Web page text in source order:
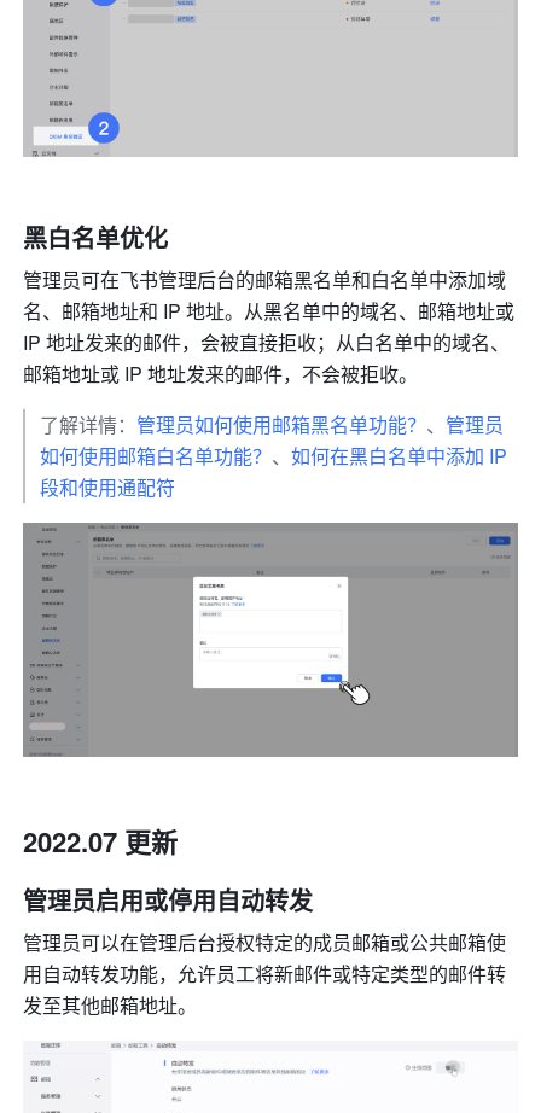
黑白名单优化
管理员可在飞书管理后台的邮箱黑名单和白名单中添加域
名、邮箱地址和 IP 地址。从黑名单中的域名、邮箱地址或
IP 地址发来的邮件，会被直接拒收；从白名单中的域名、
邮箱地址或 IP 地址发来的邮件，不会被拒收。
了解详情： 管理员如何使用邮箱黑名单功能？ 、 管理员
如何使用邮箱白名单功能？ 、如何在黑白名单中添加 IP
段和使用通配符
2022.07 更新
管理员启用或停用自动转发
管理员可以在管理后台授权特定的成员邮箱或公共邮箱使
用自动转发功能，允许员工将新邮件或特定类型的邮件转
发至其他邮箱地址。